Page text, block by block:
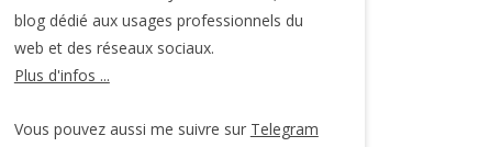
blog dédié aux usages professionnels du
web et des réseaux sociaux.
Plus d'infos ...
Vous pouvez aussi me suivre sur Telegram